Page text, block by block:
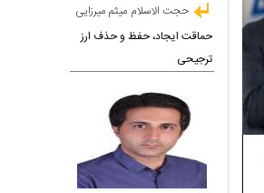
حجت الاسلام میثم میرزایی
حماقت ایجاد، حفظ و حذف ارز
ترجیحی